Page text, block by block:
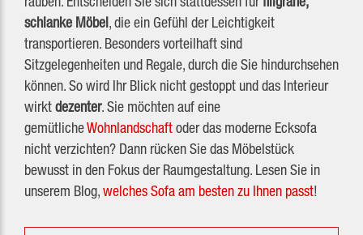
schlanke Möbel, die ein Gefühl der Leichtigkeit
transportieren. Besonders vorteilhaft sind
Sitzgelegenheiten und Regale, durch die Sie hindurchsehen
können. So wird Ihr Blick nicht gestoppt und das Interieur
wirktdezenter. Sie möchten auf eine
gemütlicheWohnlandschaftoder das moderne Ecksofa
nicht verzichten? Dann rücken Sie das Möbelstück
bewusst in den Fokus der Raumgestaltung. Lesen Sie in
unserem Blog,welches Sofa am besten zu Ihnen passt!